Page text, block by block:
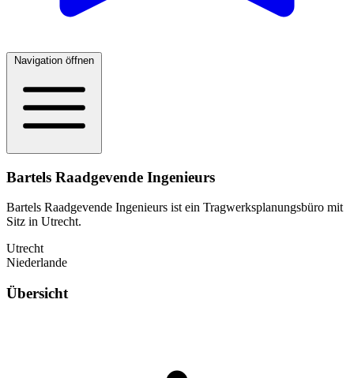
Navigation öffnen
Bartels Raadgevende Ingenieurs
Bartels Raadgevende Ingenieurs ist ein Tragwerksplanungsbüro mit
Sitz in Utrecht.
Utrecht
Niederlande
Übersicht